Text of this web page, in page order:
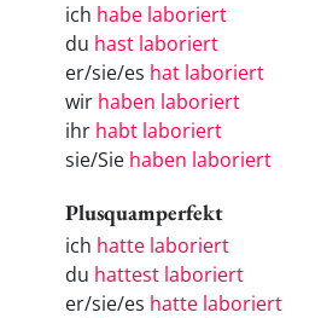
ich habe laboriert
du hast laboriert
er/sie/es hat laboriert
wir haben laboriert
ihr habt laboriert
sie/Sie haben laboriert
Plusquamperfekt
ich hatte laboriert
du hattest laboriert
er/sie/es hatte laboriert